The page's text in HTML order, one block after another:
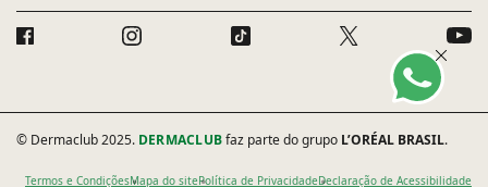
© Dermaclub 2025. DERMACLUBfaz parte do grupo L’ORÉAL BRASIL.
Termos e CondiçõesMapa do sitePolítica de PrivacidadeDeclaração de Acessibilidade